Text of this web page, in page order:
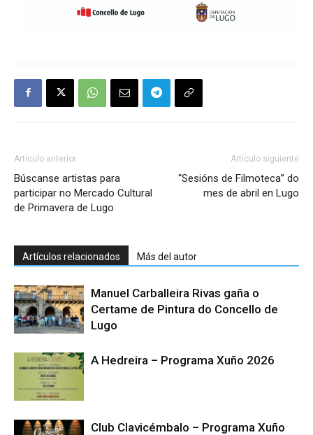
Artículo anterior
Búscanse artistas para
participar no Mercado Cultural
de Primavera de Lugo
Artículo siguiente
“Sesións de Filmoteca” do
mes de abril en Lugo
Artículos relacionados Más del autor
Manuel Carballeira Rivas gaña o
Certame de Pintura do Concello de
Lugo
A Hedreira – Programa Xuño 2026
Club Clavicémbalo – Programa Xuño